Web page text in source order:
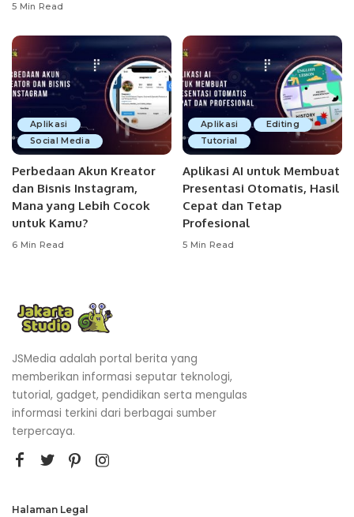
5 Min Read
Aplikasi
Social Media
Perbedaan Akun Kreator
dan Bisnis Instagram,
Mana yang Lebih Cocok
untuk Kamu?
6 Min Read
Aplikasi
Editing
Tutorial
Aplikasi AI untuk Membuat
Presentasi Otomatis, Hasil
Cepat dan Tetap
Profesional
5 Min Read
JSMedia adalah portal berita yang
memberikan informasi seputar teknologi,
tutorial, gadget, pendidikan serta mengulas
informasi terkini dari berbagai sumber
terpercaya.
Halaman Legal